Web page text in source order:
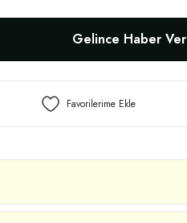
Gelince Haber Ver